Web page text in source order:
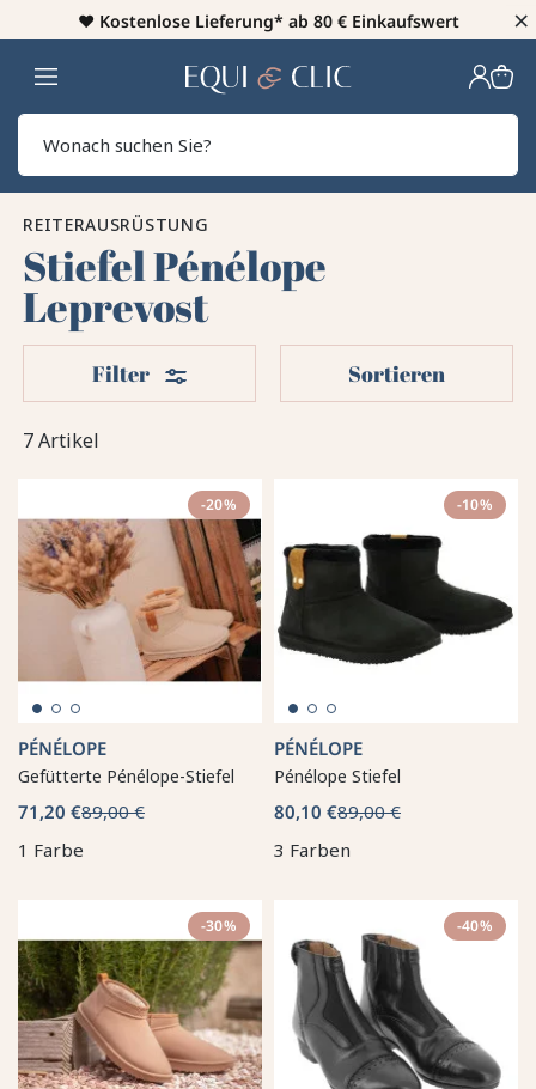
♥️ Kostenlose Lieferung* ab 80 € Einkaufswert ×
Heim
REITERAUSRÜSTUNG
Stiefel Pénélope
Leprevost
7 Artikel
Filter Filter Sortieren
-20%
PÉNÉLOPE
Gefütterte Pénélope-Stiefel
71,20 €89,00 €
1 Farbe
-10%
PÉNÉLOPE
Pénélope Stiefel
80,10 €89,00 €
3 Farben
-30% -40%